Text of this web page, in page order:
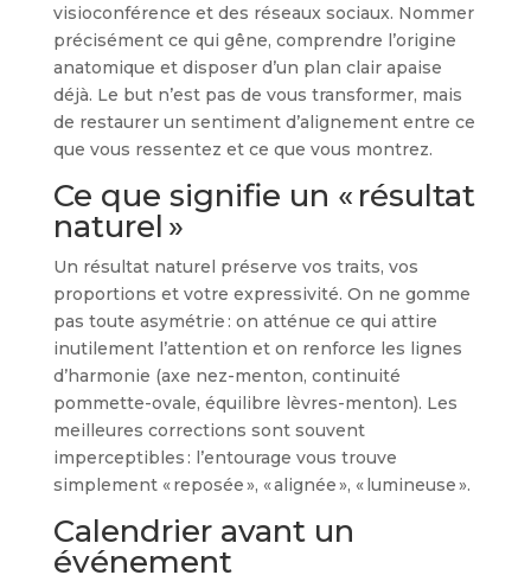
visioconférence et des réseaux sociaux. Nommer
précisément ce qui gêne, comprendre l’origine
anatomique et disposer d’un plan clair apaise
déjà. Le but n’est pas de vous transformer, mais
de restaurer un sentiment d’alignement entre ce
que vous ressentez et ce que vous montrez.
Ce que signifie un « résultat
naturel »
Un résultat naturel préserve vos traits, vos
proportions et votre expressivité. On ne gomme
pas toute asymétrie : on atténue ce qui attire
inutilement l’attention et on renforce les lignes
d’harmonie (axe nez-menton, continuité
pommette-ovale, équilibre lèvres-menton). Les
meilleures corrections sont souvent
imperceptibles : l’entourage vous trouve
simplement « reposée », « alignée », « lumineuse ».
Calendrier avant un
événement